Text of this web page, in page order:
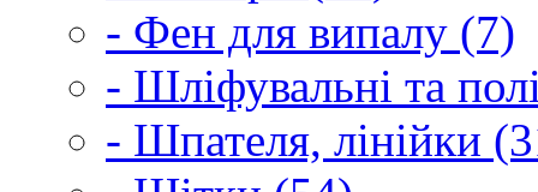
- Фен для випалу (7)
- Шліфувальні та
- Шпателя, лінійки